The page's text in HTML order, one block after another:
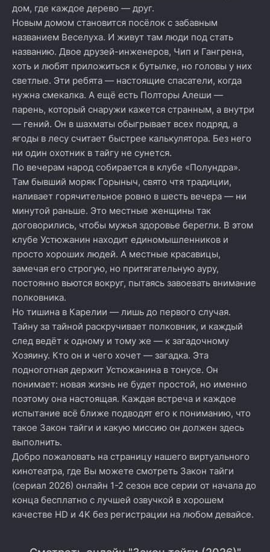
дом, где каждое дерево — друг.
Новым домом становится посёлок с забавным
названием Веселуха. И живут там люди под стать
названию. Двое друзей-инженеров, Чип и Гангрена,
хоть и любят приложиться к бутылке, но головы у них
светлые. Эти ребята — настоящие спасатели, когда
нужна смекалка. А ещё есть Полторы Алеши —
парень, который снаружи кажется странным, а внутри
— гений. Он в шахматы обыгрывает всех подряд, а
ягоды в лесу считает быстрее калькулятора. Без него
ни один охотник в тайгу не сунется.
По вечерам народ собирается в клубе «Полундра».
Там бывший моряк Горыныч, свято чтя традиции,
наливает горячительное ровно в шесть вечера — ни
минутой раньше. Это местные женщины так
договорились, чтобы мужья здоровье берегли. В этом
клубе Устюжанин находит единомышленников и
просто хороших людей. А местные красавицы,
замечая его строгую, но притягательную ауру,
постоянно вьются вокруг, пытаясь завоевать внимание
полковника.
Но тишина в Карелии — лишь до первого случая.
Тайну за тайной раскручивает полковник, и каждый
след ведёт к одному и тому же — к загадочному
Хозяину. Кто он и чего хочет — загадка. Эта
подноготная держит Устюжанина в тонусе. Он
понимает: новая жизнь не будет простой, но именно
поэтому она настоящая. Каждая встреча и каждое
испытание всё ближе подводят его к пониманию, что
такое Закон тайги и какую миссию он должен здесь
выполнить.
Добро пожаловать на страницу нашего виртуального
кинотеатра, где Вы можете смотреть Закон тайги
(сериал 2026) онлайн 1-2 сезон все серии от начала до
конца бесплатно с лучшей озвучкой в хорошем
качестве HD и 4K без регистрации на любом девайсе.